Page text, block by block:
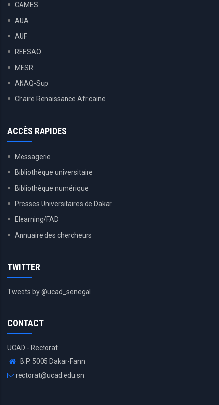
CAMES
AUA
AUF
REESAO
MESR
ANAQ-Sup
Chaire Renaissance Africaine
ACCÈS RAPIDES
Messagerie
Bibliothèque universitaire
Bibliothèque numérique
Presses Universitaires de Dakar
Elearning/FAD
Annuaire des chercheurs
TWITTER
Tweets by @ucad_senegal
CONTACT
UCAD - Rectorat
B.P. 5005 Dakar-Fann
rectorat@ucad.edu.sn